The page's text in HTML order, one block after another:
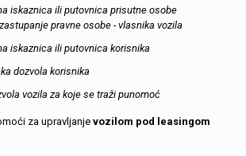
iskaznica ili putovnica prisutne osobe
pravne osobe - vlasnika vozila
iskaznica ili putovnica korisnika
dozvola korisnika
vozila za koje se traži punomoć
za upravljanje vozilom pod leasingom